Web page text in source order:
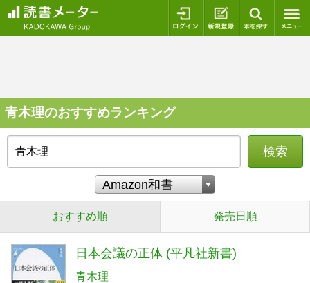
ログイン 新規登録
青木理のおすすめランキング
検索
おすすめ順 発売日順
日本会議の正体 (平凡社新書)
青木理